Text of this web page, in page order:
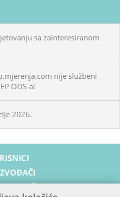
sa zainteresiranom
nije službeni
ODS-a!
2026.